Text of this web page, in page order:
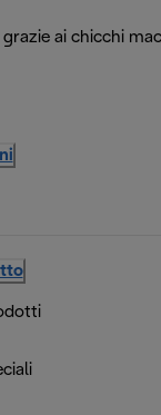
ai chicchi